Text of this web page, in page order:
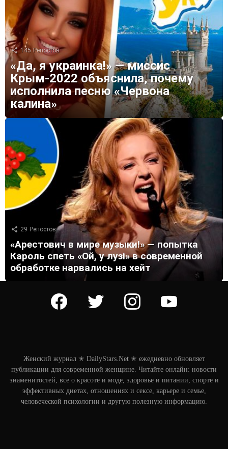
145 Репостов
«Да, я украинка!» — миссис
Крым-2022 объяснила, почему
исполнила песню «Червона
калина»
29 Репостов
«Арестович в мире музыки!» — попытка
Кароль спеть «Ой, у лузі» в современной
обработке нарвались на хейт
facebook twitter instagram youtube
Женский журнал ✭ DailyStars.Net ✭ ежедневно обновляет
публикации для современной женщине. Читайте онлайн: новости
знаменитостей, все о красоте и моде, здоровье и питании, спорте и
эффективных диетах, отношениях и сексе, карьере и семье,
человеческой психологии и другую полезную информацию.